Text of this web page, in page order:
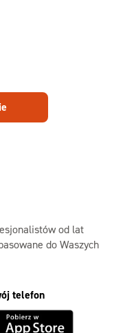
od lat
do Waszych
telefon